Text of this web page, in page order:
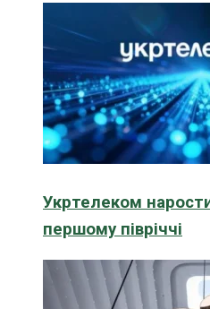
Укртелеком
першому півріччі